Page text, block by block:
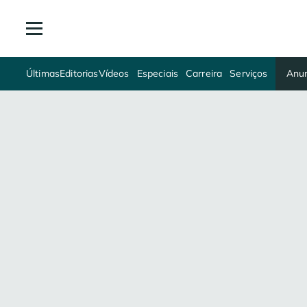
ÚltimasEditoriasVídeos Especiais Carreira Serviços